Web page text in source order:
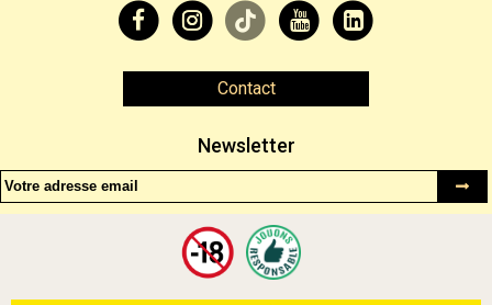
Contact
Newsletter